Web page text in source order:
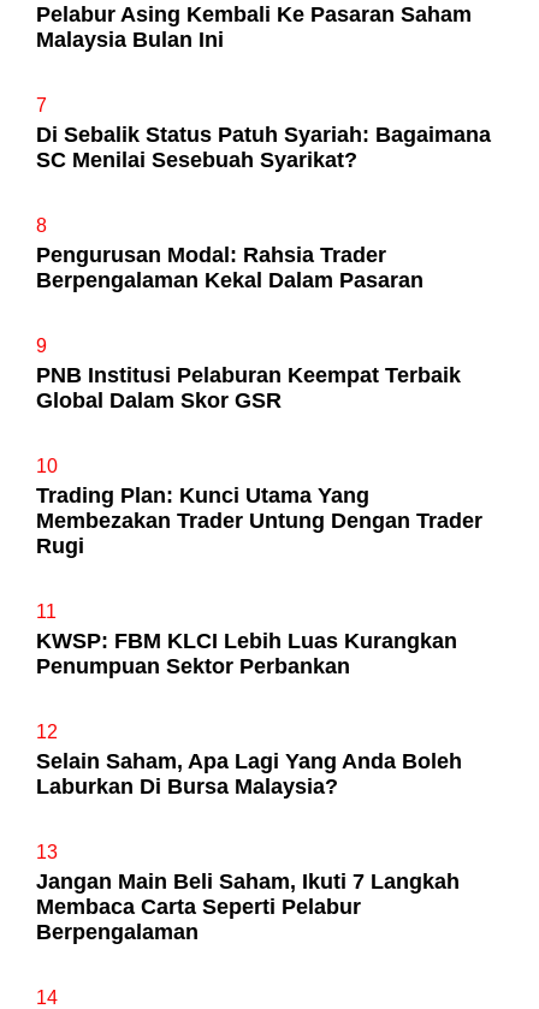
Pelabur Asing Kembali Ke Pasaran Saham
Malaysia Bulan Ini
7
Di Sebalik Status Patuh Syariah: Bagaimana
SC Menilai Sesebuah Syarikat?
8
Pengurusan Modal: Rahsia Trader
Berpengalaman Kekal Dalam Pasaran
9
PNB Institusi Pelaburan Keempat Terbaik
Global Dalam Skor GSR
10
Trading Plan: Kunci Utama Yang
Membezakan Trader Untung Dengan Trader
Rugi
11
KWSP: FBM KLCI Lebih Luas Kurangkan
Penumpuan Sektor Perbankan
12
Selain Saham, Apa Lagi Yang Anda Boleh
Laburkan Di Bursa Malaysia?
13
Jangan Main Beli Saham, Ikuti 7 Langkah
Membaca Carta Seperti Pelabur
Berpengalaman
14